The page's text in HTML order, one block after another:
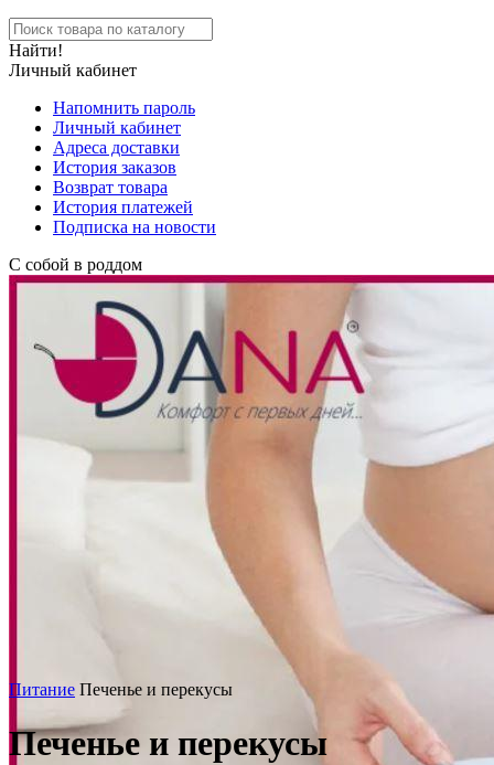
Найти!
Личный кабинет
Напомнить пароль
Личный кабинет
Адреса доставки
История заказов
Возврат товара
История платежей
Подписка на новости
С собой в роддом
Питание Печенье и перекусы
Печенье и перекусы